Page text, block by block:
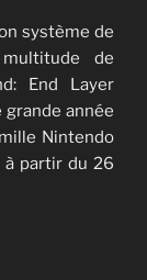
système de
de
End Layer
grande année
Nintendo
à partir du 26